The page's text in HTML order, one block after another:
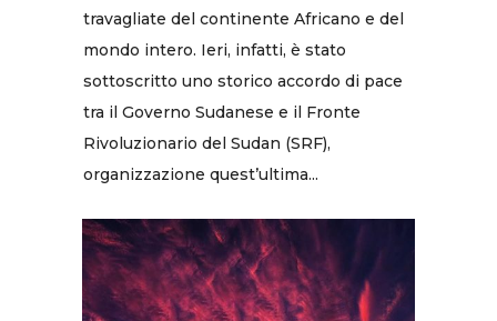
travagliate del continente Africano e del
mondo intero. Ieri, infatti, è stato
sottoscritto uno storico accordo di pace
tra il Governo Sudanese e il Fronte
Rivoluzionario del Sudan (SRF),
organizzazione quest’ultima...